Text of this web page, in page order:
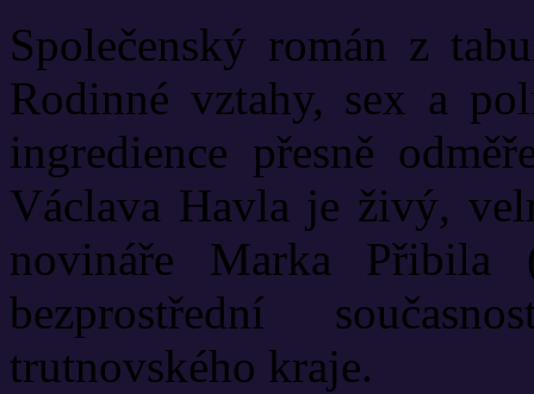
Společenský román z
Rodinné vztahy, sex a
ingredience přesně
Václava Havla je živý,
novináře Marka Přibila
bezprostřední
trutnovského kraje.